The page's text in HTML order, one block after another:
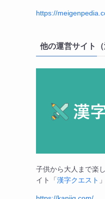
https://
他の運営サイト（
子供から大人まで楽
イト「漢字クエスト